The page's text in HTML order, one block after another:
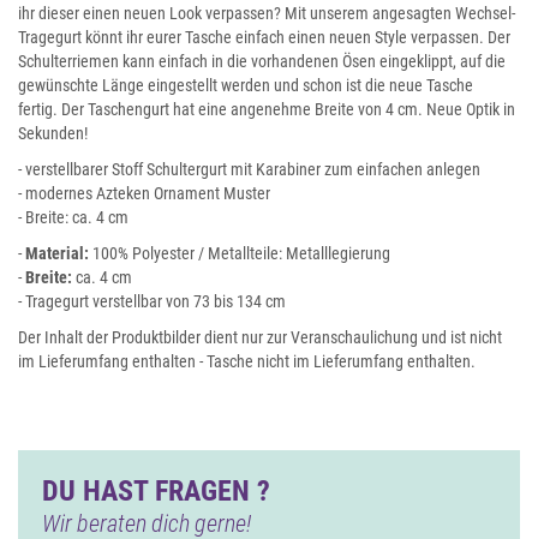
ihr dieser einen neuen Look verpassen? Mit unserem angesagten Wechsel-
Tragegurt könnt ihr eurer Tasche einfach einen neuen Style verpassen. Der
Schulterriemen kann einfach in die vorhandenen Ösen eingeklippt, auf die
gewünschte Länge eingestellt werden und schon ist die neue Tasche
fertig. Der Taschengurt hat eine angenehme Breite von 4 cm. Neue Optik in
Sekunden!
- verstellbarer Stoff Schultergurt mit Karabiner zum einfachen anlegen
- modernes Azteken Ornament Muster
- Breite: ca. 4 cm
-Material: 100% Polyester / Metallteile: Metalllegierung
-Breite: ca. 4 cm
- Tragegurt verstellbar von 73 bis 134 cm
Der Inhalt der Produktbilder dient nur zur Veranschaulichung und ist nicht
im Lieferumfang enthalten - Tasche nicht im Lieferumfang enthalten.
DU HAST FRAGEN ?
Wir beraten dich gerne!